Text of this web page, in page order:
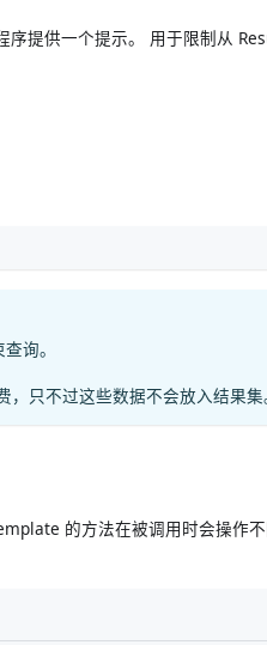
提供一个提示。 用于限制从
询。
只不过这些数据不会放入结果集
的方法在被调用时会操作